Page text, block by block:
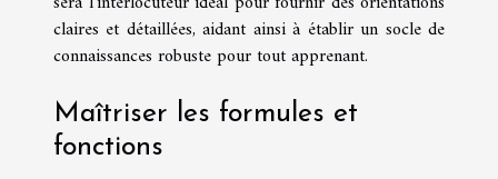
claires et détaillées, aidant ainsi à établir un socle de
connaissances robuste pour tout apprenant.
Maîtriser les formules et
fonctions